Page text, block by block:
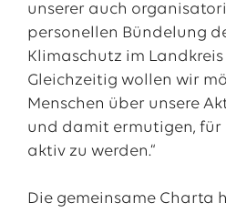
unserer auch
personellen Bündelung
Klimaschutz im
Gleichzeitig wollen wir
Menschen über unsere
und damit ermutigen, für
aktiv zu werden.“
Die gemeinsame Charta